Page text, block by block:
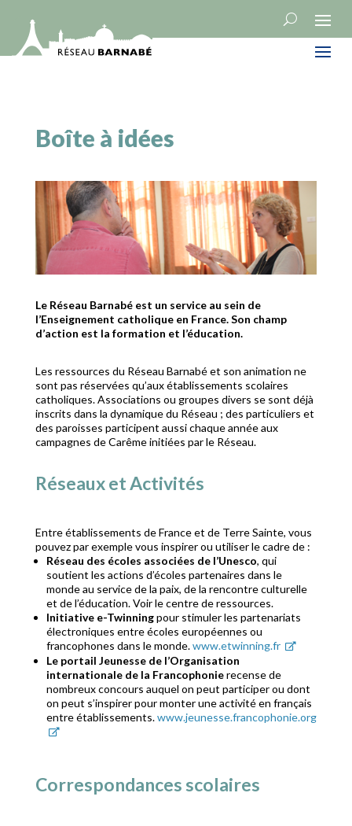
Boîte à idées
Le Réseau Barnabé est un service au sein de
l’Enseignement catholique en France. Son champ
d’action est la formation et l’éducation.
Les ressources du Réseau Barnabé et son animation ne
sont pas réservées qu’aux établissements scolaires
catholiques. Associations ou groupes divers se sont déjà
inscrits dans la dynamique du Réseau ; des particuliers et
des paroisses participent aussi chaque année aux
campagnes de Carême initiées par le Réseau.
Réseaux et Activités
Entre établissements de France et de Terre Sainte, vous
pouvez par exemple vous inspirer ou utiliser le cadre de :
Réseau des écoles associées de l’Unesco, qui
soutient les actions d’écoles partenaires dans le
monde au service de la paix, de la rencontre culturelle
et de l’éducation. Voir le centre de ressources.
Initiative e-Twinningpour stimuler les partenariats
électroniques entre écoles européennes ou
francophones dans le monde.www.etwinning.fr
Le portail Jeunesse de l’Organisation
internationale de la Francophonierecense de
nombreux concours auquel on peut participer ou dont
on peut s’inspirer pour monter une activité en français
entre établissements.www.jeunesse.francophonie.org
Correspondances scolaires